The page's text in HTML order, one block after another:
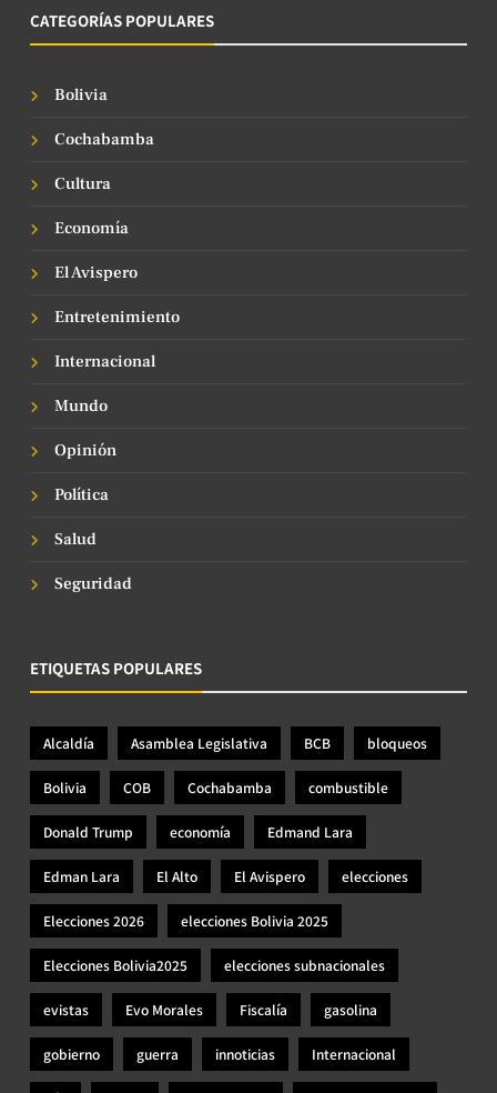
CATEGORÍAS POPULARES
Bolivia
Cochabamba
Cultura
Economía
El Avispero
Entretenimiento
Internacional
Mundo
Opinión
Política
Salud
Seguridad
ETIQUETAS POPULARES
Alcaldía Asamblea Legislativa BCB bloqueos
Bolivia COB Cochabamba combustible
Donald Trump economía Edmand Lara
Edman Lara El Alto El Avispero elecciones
Elecciones 2026 elecciones Bolivia 2025
Elecciones Bolivia2025 elecciones subnacionales
evistas Evo Morales Fiscalía gasolina
gobierno guerra innoticias Internacional